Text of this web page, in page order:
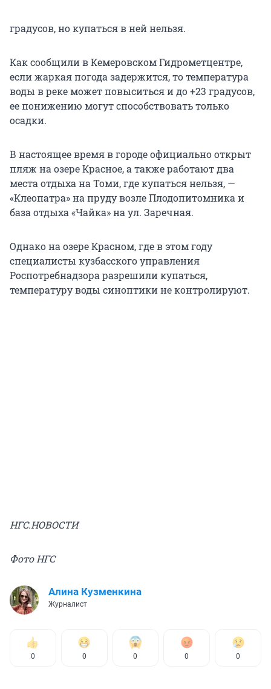
градусов, но купаться в ней нельзя.
Как сообщили в Кемеровском Гидрометцентре,
если жаркая погода задержится, то температура
воды в реке может повыситься и до +23 градусов,
ее понижению могут способствовать только
осадки.
В настоящее время в городе официально открыт
пляж на озере Красное, а также работают два
места отдыха на Томи, где купаться нельзя, —
«Клеопатра» на пруду возле Плодопитомника и
база отдыха «Чайка» на ул. Заречная.
Однако на озере Красном, где в этом году
специалисты кузбасского управления
Роспотребнадзора разрешили купаться,
температуру воды синоптики не контролируют.
НГС.НОВОСТИ
Фото НГС
Алина Кузменкина
Журналист
0 0 0 0 0